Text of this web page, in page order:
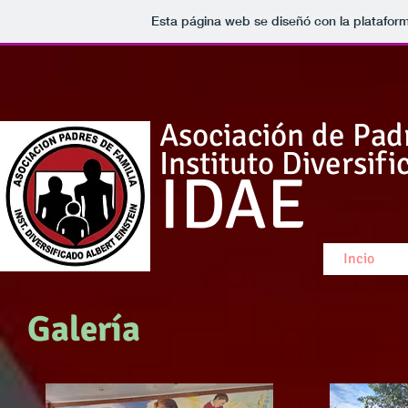
Esta página web se diseñó con la
Asociación de
Instituto
IDAE
Incio
Galería